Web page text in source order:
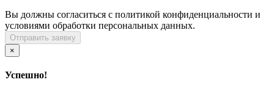
Вы должны согласиться с политикой конфиденциальности и
условиями обработки персональных данных.
Отправить заявку
×
Успешно!